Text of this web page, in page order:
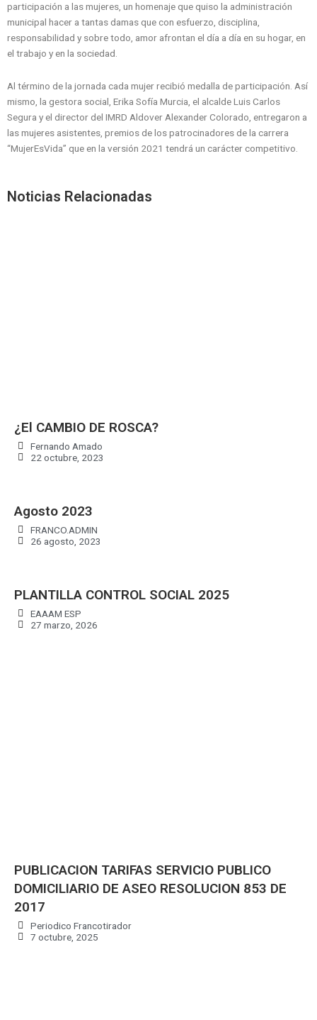
participación a las mujeres, un homenaje que quiso la administración
municipal hacer a tantas damas que con esfuerzo, disciplina,
responsabilidad y sobre todo, amor afrontan el día a día en su hogar, en
el trabajo y en la sociedad.
Al término de la jornada cada mujer recibió medalla de participación. Así
mismo, la gestora social, Erika Sofía Murcia, el alcalde Luis Carlos
Segura y el director del IMRD Aldover Alexander Colorado, entregaron a
las mujeres asistentes, premios de los patrocinadores de la carrera
“MujerEsVida” que en la versión 2021 tendrá un carácter competitivo.
Noticias Relacionadas
¿El CAMBIO DE ROSCA?
Fernando Amado
22 octubre, 2023
Agosto 2023
FRANCO.ADMIN
26 agosto, 2023
PLANTILLA CONTROL SOCIAL 2025
EAAAM ESP
27 marzo, 2026
PUBLICACION TARIFAS SERVICIO PUBLICO
DOMICILIARIO DE ASEO RESOLUCION 853 DE
2017
Periodico Francotirador
7 octubre, 2025